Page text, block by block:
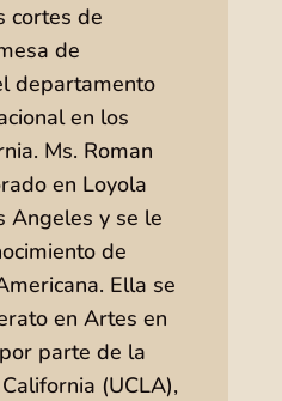
cortes de
de
departamento
en los
Ms. Roman
en Loyola
Angeles y se le
de
Ella se
en Artes en
parte de la
(UCLA),